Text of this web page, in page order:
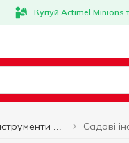
Купуй Actimel Minions